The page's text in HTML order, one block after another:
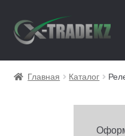
Перейти
к
Перейти
к
Главная
Главная Каталог